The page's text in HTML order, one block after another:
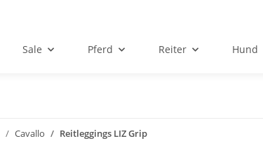
Sale Pferd Reiter Hund
Cavallo Reitleggings LIZ Grip